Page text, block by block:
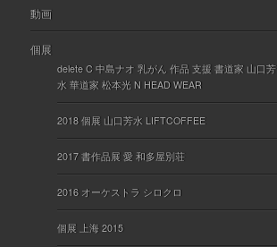
動画
個展
delete C 中島ナオ 乳がん 作品 支援 書道家 山口芳
水 華道家 松本光 N HEAD WEAR
2018 個展 山口芳水 LIFTCOFFEE
2017 書作品展 愛 和多屋別荘
2016 オーケストラ シロクロ
個展 上海 2015